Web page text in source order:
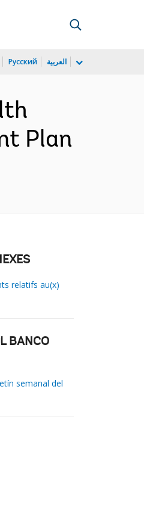
Русский العربية
Plan
relatifs au(x)
BANCO
semanal del